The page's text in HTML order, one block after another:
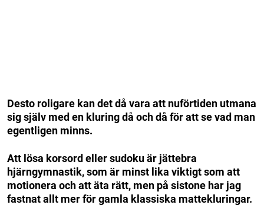
Desto roligare kan det då vara att nuförtiden utmana
sig själv med en kluring då och då för att se vad man
egentligen minns.
Att lösa korsord eller sudoku är jättebra
hjärngymnastik, som är minst lika viktigt som att
motionera och att äta rätt, men på sistone har jag
fastnat allt mer för gamla klassiska mattekluringar.